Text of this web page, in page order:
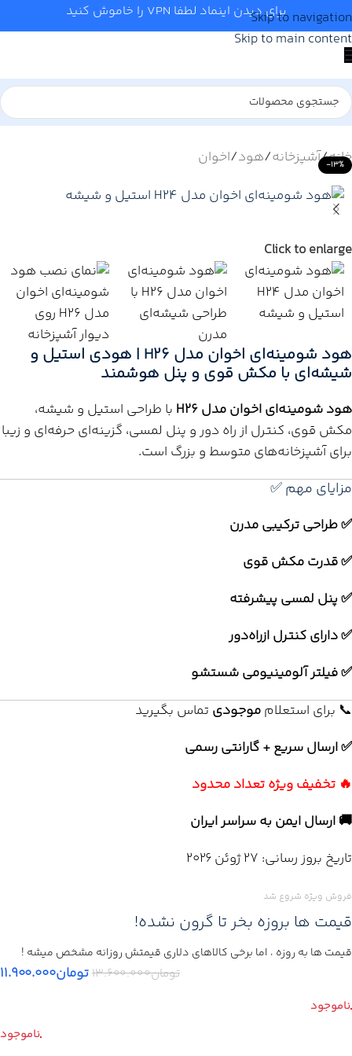
Skip to navigation
Skip to main content
برای دیدن اینماد لطفا VPN را خاموش کنید
خانه/آشپزخانه/هود/اخوان -13%
Click to enlarge
هود شومینه‌ای اخوان مدل H26 | هودی استیل و
شیشه‌ای با مکش قوی و پنل هوشمند
هود شومینه‌ای اخوان مدل H26
با طراحی استیل و شیشه،
مکش قوی، کنترل از راه دور و پنل لمسی، گزینه‌ای حرفه‌ای و زیبا
برای آشپزخانه‌های متوسط و بزرگ است.
مزایای مهم ✅
✅ طراحی ترکیبی مدرن
✅ قدرت مکش قوی
✅ پنل لمسی پیشرفته
✅ دارای کنترل ازراه‌دور
✅ فیلتر آلومینیومی شستشو
📞 برای استعلامموجودی تماس بگیرید
✅ ارسال سریع + گارانتی رسمی
🔥 تخفیف ویژه تعداد محدود
🚚 ارسال ایمن به سراسر ایران
تاریخ بروز رسانی: 27 ژوئن 2026
فروش ویژه شروع شد
قیمت ها بروزه بخر تا گرون نشده!
قیمت ها به روزه ، اما برخی کالاهای دلاری قیمتش روزانه مشخص میشه !
تومان۱۳.۶۰۰.۰۰۰تومان۱۱.۹۰۰.۰۰۰